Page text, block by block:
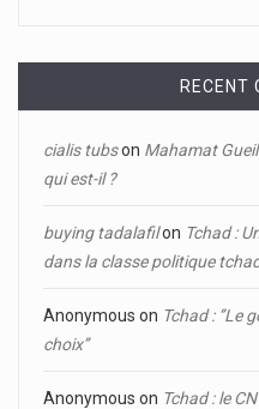
RECENT
cialis tubson Mahamat
qui est-il ?
buying tadalafilon Tchad :
dans la classe politique
Anonymous on Tchad :
choix’’
Anonymous on Tchad : le